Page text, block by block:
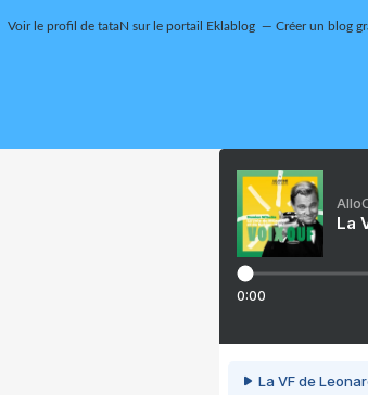
Voir le profil de tataN sur le portail Eklablog Créer un blog
La
0:00
La VF de